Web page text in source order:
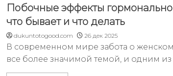
Побочные эффекты
что бывает и что делать
dukuntotogood.com 26 дек 2025
В современном мире забота о
все более значимой темой, и одним